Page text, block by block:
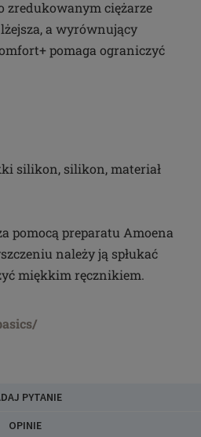
ciężarze
a wyrównujący
pomaga ograniczyć
silikon, silikon, materiał
pomocą preparatu Amoena
należy ją spłukać
miękkim ręcznikiem.
PYTANIE
OPINIE